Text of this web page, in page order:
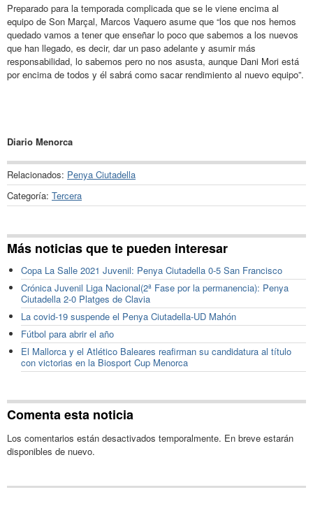
Preparado para la temporada complicada que se le viene encima al
equipo de Son Marçal, Marcos Vaquero asume que “los que nos hemos
quedado vamos a tener que enseñar lo poco que sabemos a los nuevos
que han llegado, es decir, dar un paso adelante y asumir más
responsabilidad, lo sabemos pero no nos asusta, aunque Dani Mori está
por encima de todos y él sabrá como sacar rendimiento al nuevo equipo”.
Diario Menorca
Relacionados: Penya Ciutadella
Categoría: Tercera
Más noticias que te pueden interesar
Copa La Salle 2021 Juvenil: Penya Ciutadella 0-5 San Francisco
Crónica Juvenil Liga Nacional(2ª Fase por la permanencia): Penya
Ciutadella 2-0 Platges de Clavia
La covid-19 suspende el Penya Ciutadella-UD Mahón
Fútbol para abrir el año
El Mallorca y el Atlético Baleares reafirman su candidatura al título
con victorias en la Biosport Cup Menorca
Comenta esta noticia
Los comentarios están desactivados temporalmente. En breve estarán
disponibles de nuevo.